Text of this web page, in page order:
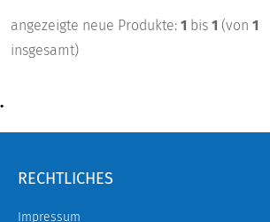
angezeigte neue Produkte: 1 bis 1 (von 1
insgesamt)
.
RECHTLICHES
Impressum